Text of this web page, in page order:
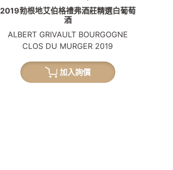
2019勃根地艾伯格禮弗酒莊精選白葡萄
酒
ALBERT GRIVAULT BOURGOGNE
CLOS DU MURGER 2019
加入詢價